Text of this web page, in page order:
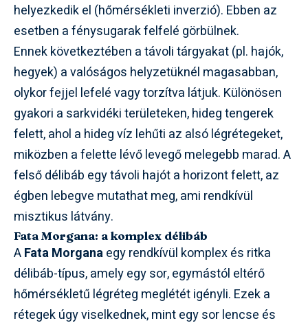
helyezkedik el (hőmérsékleti inverzió). Ebben az
esetben a fénysugarak felfelé görbülnek.
Ennek következtében a távoli tárgyakat (pl. hajók,
hegyek) a valóságos helyzetüknél magasabban,
olykor fejjel lefelé vagy torzítva látjuk. Különösen
gyakori a sarkvidéki területeken, hideg tengerek
felett, ahol a hideg víz lehűti az alsó légrétegeket,
miközben a felette lévő levegő melegebb marad. A
felső délibáb egy távoli hajót a horizont felett, az
égben lebegve mutathat meg, ami rendkívül
misztikus látvány.
Fata Morgana: a komplex délibáb
AFata Morganaegy rendkívül komplex és ritka
délibáb-típus, amely egy sor, egymástól eltérő
hőmérsékletű légréteg meglétét igényli. Ezek a
rétegek úgy viselkednek, mint egy sor lencse és